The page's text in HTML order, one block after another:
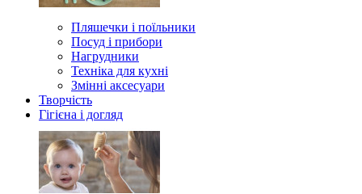
Пляшечки і поїльники
Посуд і прибори
Нагрудники
Техніка для кухні
Змінні аксесуари
Творчість
Гігієна і догляд